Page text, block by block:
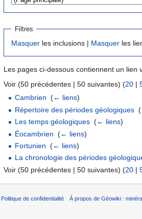
Filtres
Masquer les inclusions | Masquer les
Les pages ci-dessous contiennent un lien
Voir (50 précédentes | 50 suivantes) (20 |
Cambrien ‎(← liens)
Répertoire des périodes géologiques ‎(
Les temps géologiques ‎(← liens)
Éocambrien ‎(← liens)
Fortunien ‎(← liens)
La chronologie des périodes
Voir (50 précédentes | 50 suivantes) (20 |
Politique de confidentialité À propos de Géowiki :